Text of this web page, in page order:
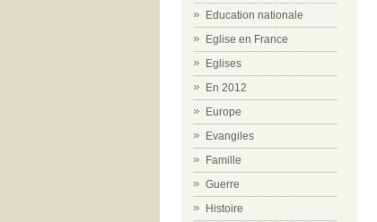
Education nationale
Eglise en France
Eglises
En 2012
Europe
Evangiles
Famille
Guerre
Histoire